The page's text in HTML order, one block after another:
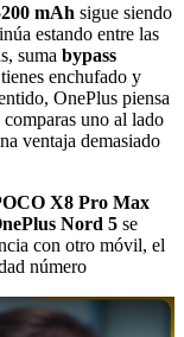
mAh sigue siendo
estando entre las
suma bypass
enchufado y
OnePlus piensa
uno al lado
ventaja demasiado
X8 Pro Max
Nord 5 se
con otro móvil, el
número